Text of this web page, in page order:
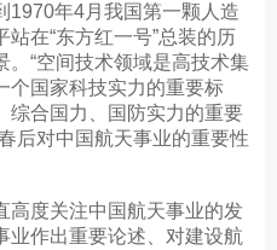
1970年4月我国第一颗人造
在“东方红一号”总装的历
。“空间技术领域是高技术集
个国家科技实力的重要标
综合国力、国防实力的重要
后对中国航天事业的重要性
度关注中国航天事业的发
业作出重要论述、对建设航